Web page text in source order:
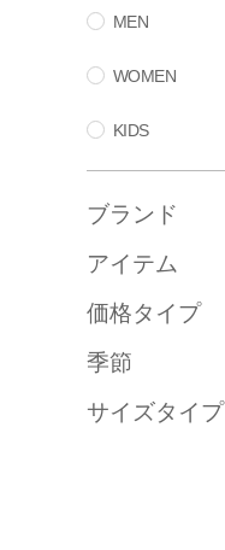
MEN
WOMEN
KIDS
ブランド
アイテム
価格タイプ
季節
サイズタイプ